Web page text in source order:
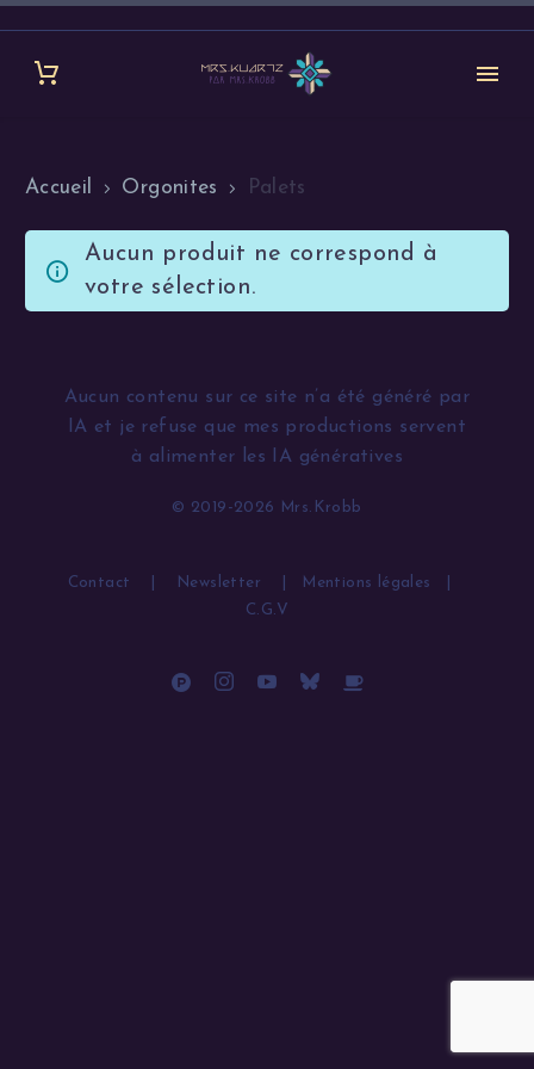
Accueil Orgonites Palets
Aucun produit ne correspond à
votre sélection.
Aucun contenu sur ce site n’a été généré par
IA et je refuse que mes productions servent
à alimenter les IA génératives
© 2019-2026 Mrs.Krobb
Contact Newsletter Mentions légales
C.G.V